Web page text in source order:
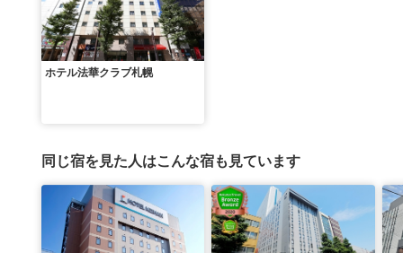
ホテル法華クラブ札幌
同じ宿を見た人はこんな宿も見ています